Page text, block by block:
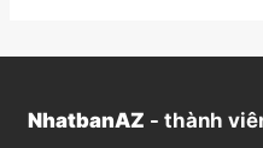
NhatbanAZ - thành